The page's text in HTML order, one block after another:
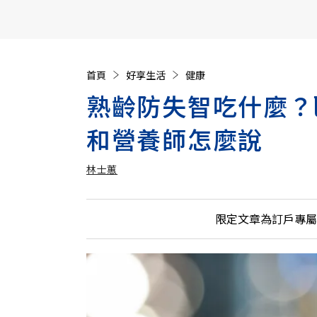
首頁 好享生活 健康
熟齡防失智吃什麼
和營養師怎麼說
林士蕙
限定文章為訂戶專